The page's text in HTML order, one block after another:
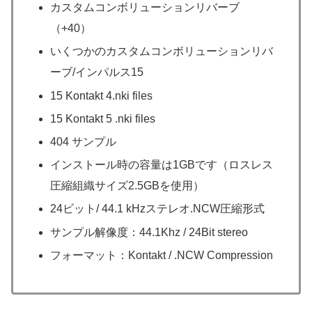
カスタムコンボリューションリバーブ
（+40）
いくつかのカスタムコンボリューションリバ
ーブ/インパルス15
15 Kontakt 4.nki files
15 Kontakt 5 .nki files
404 サンプル
インストール時の容量は1GBです（ロスレス
圧縮組織サイズ2.5GBを使用）
24ビット/ 44.1 kHzステレオ.NCW圧縮形式
サンプル解像度：44.1Khz / 24Bit stereo
フォーマット：Kontakt / .NCW Compression